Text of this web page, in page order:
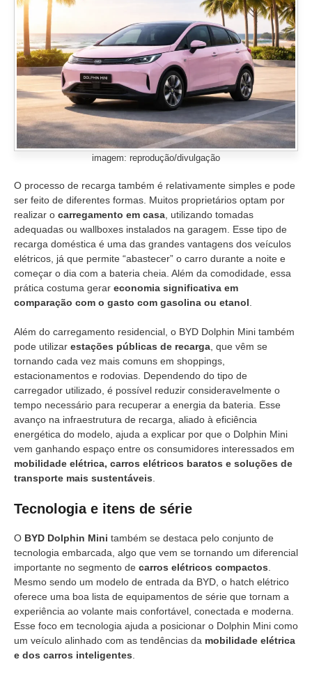
imagem: reprodução/divulgação
O processo de recarga também é relativamente simples e pode
ser feito de diferentes formas. Muitos proprietários optam por
realizar o carregamento em casa, utilizando tomadas
adequadas ou wallboxes instalados na garagem. Esse tipo de
recarga doméstica é uma das grandes vantagens dos veículos
elétricos, já que permite “abastecer” o carro durante a noite e
começar o dia com a bateria cheia. Além da comodidade, essa
prática costuma gerar economia significativa em
comparação com o gasto com gasolina ou etanol.
Além do carregamento residencial, o BYD Dolphin Mini também
pode utilizar estações públicas de recarga, que vêm se
tornando cada vez mais comuns em shoppings,
estacionamentos e rodovias. Dependendo do tipo de
carregador utilizado, é possível reduzir consideravelmente o
tempo necessário para recuperar a energia da bateria. Esse
avanço na infraestrutura de recarga, aliado à eficiência
energética do modelo, ajuda a explicar por que o Dolphin Mini
vem ganhando espaço entre os consumidores interessados em
mobilidade elétrica, carros elétricos baratos e soluções de
transporte mais sustentáveis.
Tecnologia e itens de série
O BYD Dolphin Mini também se destaca pelo conjunto de
tecnologia embarcada, algo que vem se tornando um diferencial
importante no segmento de carros elétricos compactos.
Mesmo sendo um modelo de entrada da BYD, o hatch elétrico
oferece uma boa lista de equipamentos de série que tornam a
experiência ao volante mais confortável, conectada e moderna.
Esse foco em tecnologia ajuda a posicionar o Dolphin Mini como
um veículo alinhado com as tendências da mobilidade elétrica
e dos carros inteligentes.